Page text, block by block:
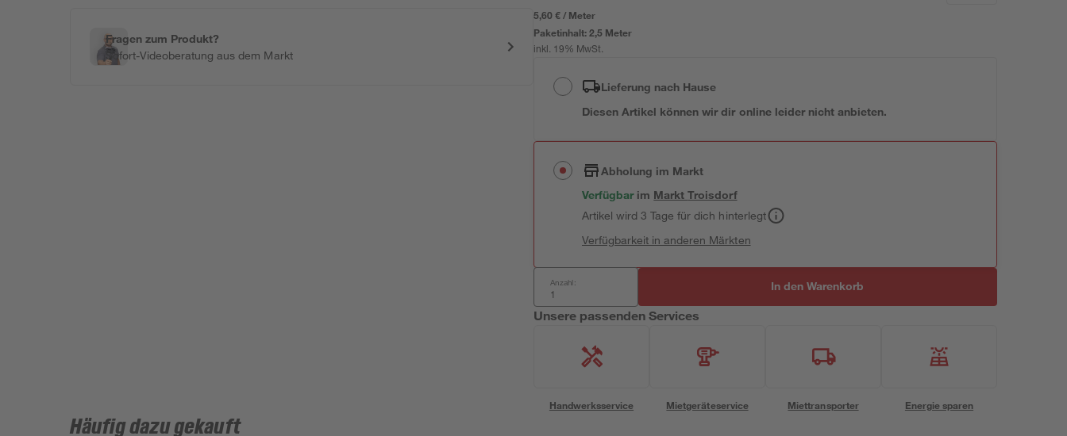
Fragen zum Produkt?
Sofort-Videoberatung aus dem Markt
5,60 € / Meter
Paketinhalt:2,5 Meter
inkl. 19% MwSt.
Lieferung nach Hause
Diesen Artikel können wir dir online leider nicht anbieten.
Abholung im Markt
Verfügbar im MarktTroisdorf
Artikel wird 3 Tage für dich hinterlegt
Verfügbarkeit in anderen Märkten
Anzahl: In den Warenkorb
Unsere passenden Services
Handwerksservice Mietgeräteservice Miettransporter Energie sparen
Häufig dazu gekauft